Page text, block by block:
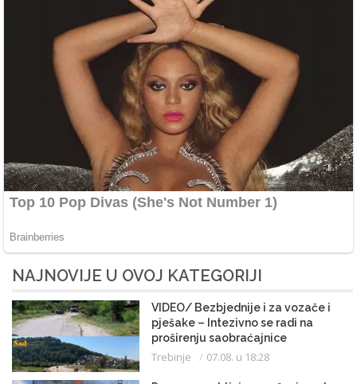
NAJNOVIJE U OVOJ KATEGORIJI
VIDEO/ Bezbjednije i za vozače i
pješake – Intezivno se radi na
proširenju saobraćajnice
Trebinje 07.08. u 18:28